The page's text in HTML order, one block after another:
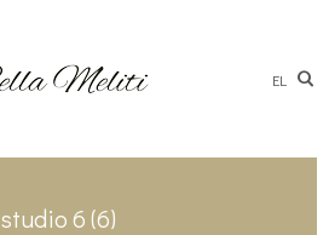
EL
studio 6 (6)